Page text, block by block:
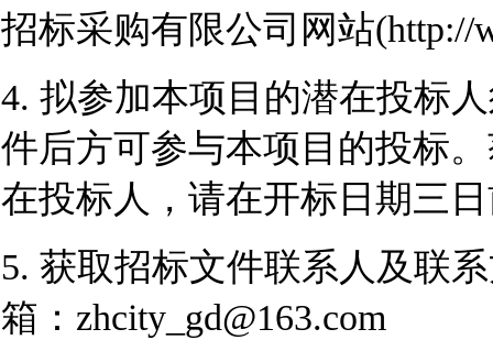
招标采购有限公司网站(http://
4. 拟参加本项目的潜在投标
件后方可参与本项目的投标
在投标人，请在开标日期三
5. 获取招标文件联系人及联
箱：zhcity_gd@163.com